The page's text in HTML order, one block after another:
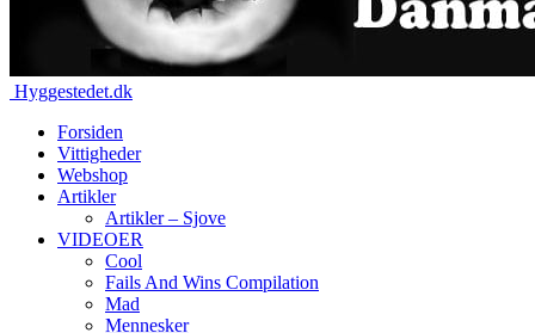
Hyggestedet.dk
Forsiden
Vittigheder
Webshop
Artikler
Artikler – Sjove
VIDEOER
Cool
Fails And Wins Compilation
Mad
Mennesker